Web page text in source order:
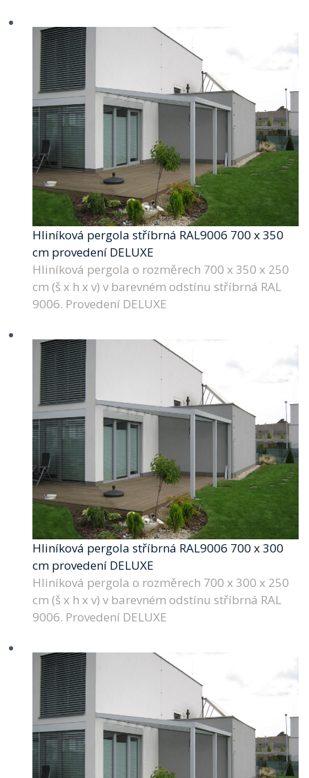
Hliníková pergola stříbrná RAL9006 700 x 350
cm provedení DELUXE
Hliníková pergola o rozměrech 700 x 350 x 250
cm (š x h x v) v barevném odstínu stříbrná RAL
9006. Provedení DELUXE
Hliníková pergola stříbrná RAL9006 700 x 300
cm provedení DELUXE
Hliníková pergola o rozměrech 700 x 300 x 250
cm (š x h x v) v barevném odstínu stříbrná RAL
9006. Provedení DELUXE